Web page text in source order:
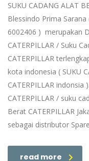
SUKU CADANG ALAT
Blessindo Prima
6002406 ) merupakan
CATERPILLAR / Suku
CATERPILLAR
kota indonesia ( SUKU
CATERPILLAR
CATERPILLAR / suku
Berat CATERPILLAR
sebagai distributor Spare
read more